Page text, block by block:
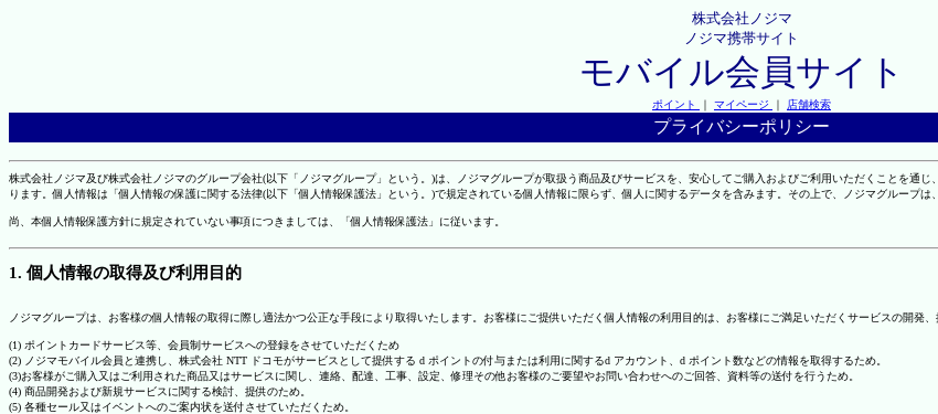
株式会社ノジマ
ノジマ携帯サイト
モバイル会員サイト
ポイント ｜ マイページ ｜ 店舗検索
プライバシーポリシー
株式会社ノジマ及び株式会社ノジマのグループ会社(以下「ノジマグループ」という。)は、ノジマグループが取扱う商品及びサービスを、安心してご購入およびご利用いただくことを通
ります。個人情報は「個人情報の保護に関する法律(以下「個人情報保護法」という。)で規定されている個人情報に限らず、個人に関するデータを含みます。その上で、ノジマグループ
尚、本個人情報保護方針に規定されていない事項につきましては、「個人情報保護法」に従います。
1. 個人情報の取得及び利用目的
ノジマグループは、お客様の個人情報の取得に際し適法かつ公正な手段により取得いたします。お客様にご提供いただく個人情報の利用目的は、お客様にご満足いただくサービスの開発
(1) ポイントカードサービス等、会員制サービスへの登録をさせていただくため
(2) ノジマモバイル会員と連携し、株式会社 NTT ドコモがサービスとして提供する d ポイントの付与または利用に関するd アカウント、d ポイント数などの情報を取得するため。
(3)お客様がご購入又はご利用された商品又はサービスに関し、連絡、配達、工事、設定、修理その他お客様のご要望やお問い合わせへのご回答、資料等の送付を行うため。
(4) 商品開発および新規サービスに関する検討、提供のため。
(5) 各種セール又はイベントへのご案内状を送付させていただくため。